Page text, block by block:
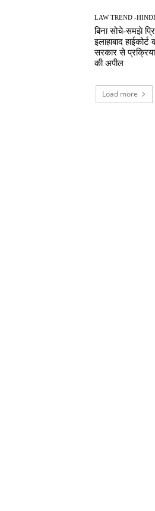
LAW TREND -HINDI
बिना सोचे-समझे
इलाहाबाद
सरकार से
की अपील
Load more